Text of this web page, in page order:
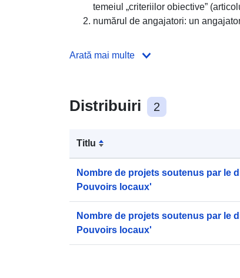
temeiul „criteriilor obiective”
numărul de angajatori: un
Arată mai multe
Distribuiri 2
Titlu
Nombre de projets soutenus par le
Pouvoirs locaux'
Nombre de projets soutenus par le
Pouvoirs locaux'